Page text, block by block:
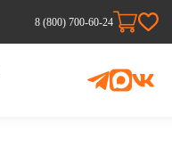
8 (800) 700-60-24